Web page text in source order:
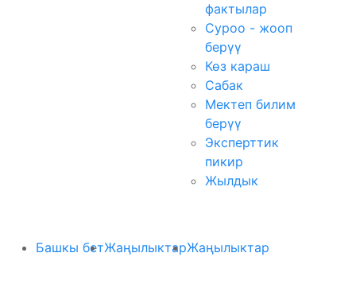
фактылар
Суроо - жооп
берүү
Көз караш
Сабак
Мектеп билим
берүү
Эксперттик
пикир
Жылдык
Башкы бетЖаңылыктарЖаңылыктар